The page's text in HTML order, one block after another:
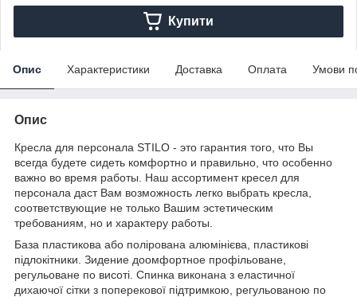
Купити
Опис Характеристики Доставка Оплата Умови
Опис
Кресла для персонала STILO - это гарантия того, что Вы
всегда будете сидеть комфортно и правильно, что особенно
важно во время работы. Наш ассортимент кресел для
персонала даст Вам возможность легко выбрать кресла,
соответствующие не только Вашим эстетическим
требованиям, но и характеру работы.
База пластикова або полірована алюмінієва, пластикові
підлокітники. Зидение доомфортное профільоване,
регульоване по висоті. Спинка виконана з еластичної
дихаючої сітки з поперекової підтримкою, регульованою по